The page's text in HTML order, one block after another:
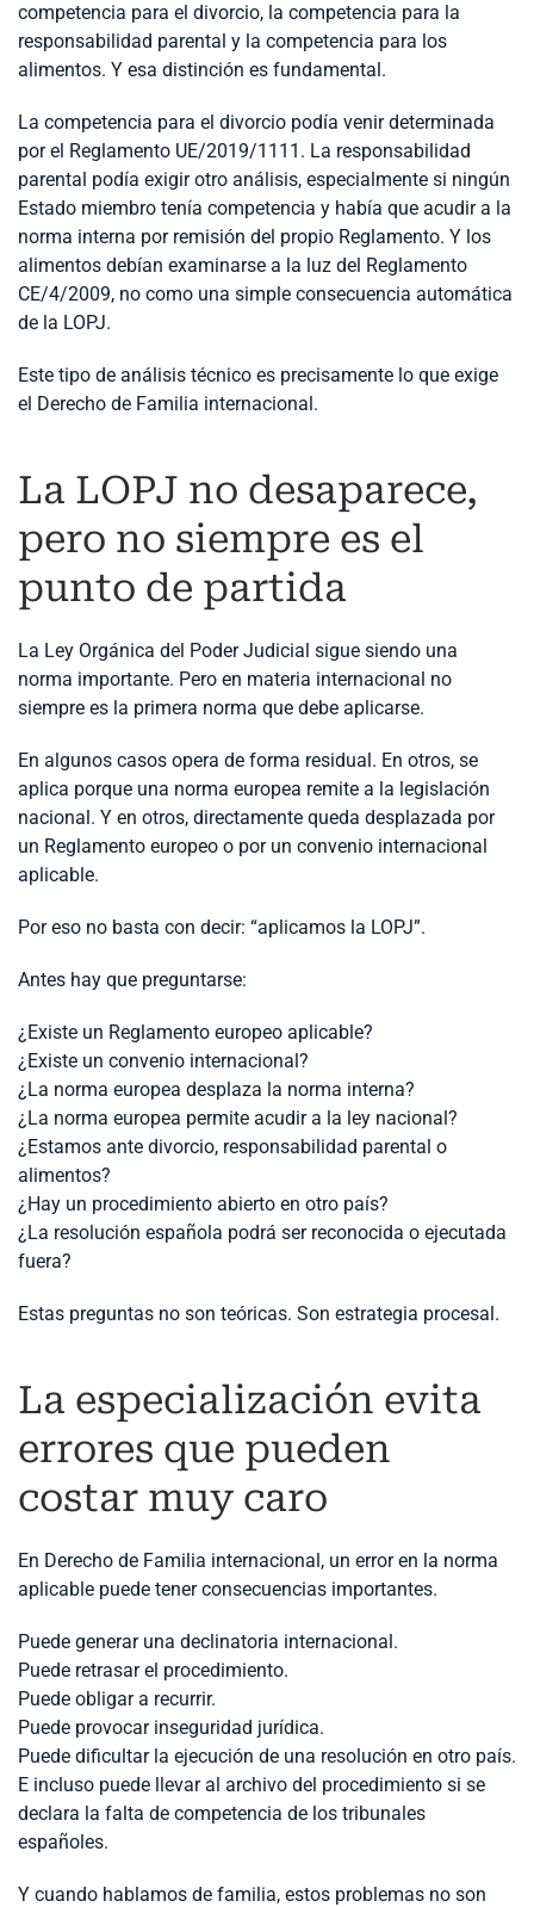
competencia para el divorcio, la competencia para la
responsabilidad parental y la competencia para los
alimentos. Y esa distinción es fundamental.
La competencia para el divorcio podía venir determinada
por el Reglamento UE/2019/1111. La responsabilidad
parental podía exigir otro análisis, especialmente si ningún
Estado miembro tenía competencia y había que acudir a la
norma interna por remisión del propio Reglamento. Y los
alimentos debían examinarse a la luz del Reglamento
CE/4/2009, no como una simple consecuencia automática
de la LOPJ.
Este tipo de análisis técnico es precisamente lo que exige
el Derecho de Familia internacional.
La LOPJ no desaparece,
pero no siempre es el
punto de partida
La Ley Orgánica del Poder Judicial sigue siendo una
norma importante. Pero en materia internacional no
siempre es la primera norma que debe aplicarse.
En algunos casos opera de forma residual. En otros, se
aplica porque una norma europea remite a la legislación
nacional. Y en otros, directamente queda desplazada por
un Reglamento europeo o por un convenio internacional
aplicable.
Por eso no basta con decir: “aplicamos la LOPJ”.
Antes hay que preguntarse:
¿Existe un Reglamento europeo aplicable?
¿Existe un convenio internacional?
¿La norma europea desplaza la norma interna?
¿La norma europea permite acudir a la ley nacional?
¿Estamos ante divorcio, responsabilidad parental o
alimentos?
¿Hay un procedimiento abierto en otro país?
¿La resolución española podrá ser reconocida o ejecutada
fuera?
Estas preguntas no son teóricas. Son estrategia procesal.
La especialización evita
errores que pueden
costar muy caro
En Derecho de Familia internacional, un error en la norma
aplicable puede tener consecuencias importantes.
Puede generar una declinatoria internacional.
Puede retrasar el procedimiento.
Puede obligar a recurrir.
Puede provocar inseguridad jurídica.
Puede dificultar la ejecución de una resolución en otro país.
E incluso puede llevar al archivo del procedimiento si se
declara la falta de competencia de los tribunales
españoles.
Y cuando hablamos de familia, estos problemas no son